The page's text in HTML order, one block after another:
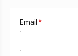
Email